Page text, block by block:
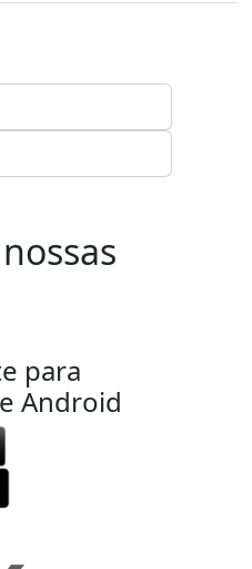
para
Android